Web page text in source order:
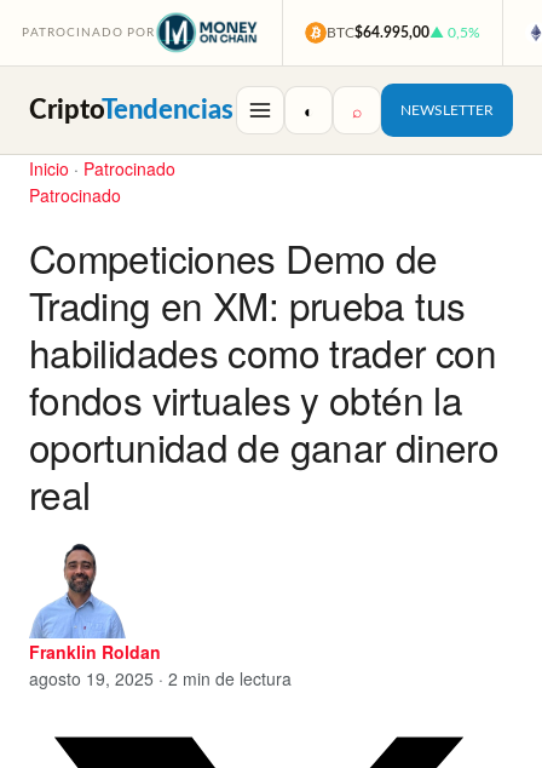
PATROCINADO POR BTC$64.995,00▲ 0,5%
CriptoTendencias ◐ ⌕ NEWSLETTER
Inicio · Patrocinado
Patrocinado
Competiciones Demo de
Trading en XM: prueba tus
habilidades como trader con
fondos virtuales y obtén la
oportunidad de ganar dinero
real
Franklin Roldan
agosto 19, 2025 · 2 min de lectura